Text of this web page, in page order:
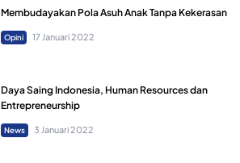
Membudayakan Pola Asuh Anak Tanpa Kekerasan
Opini 17 Januari 2022
Daya Saing Indonesia, Human Resources dan
Entrepreneurship
News 3 Januari 2022